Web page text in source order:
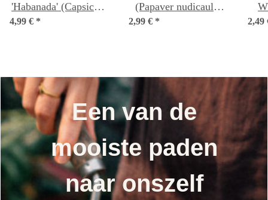
'Habanada' (Capsicum
chinense) zaden
4,99 € *
(Papaver nudicaule)
2,99 € * 2,49
Een van de
mooiste paden
naar onszelf